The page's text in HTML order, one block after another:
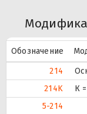
Обозначение
214
214K
К
5-214